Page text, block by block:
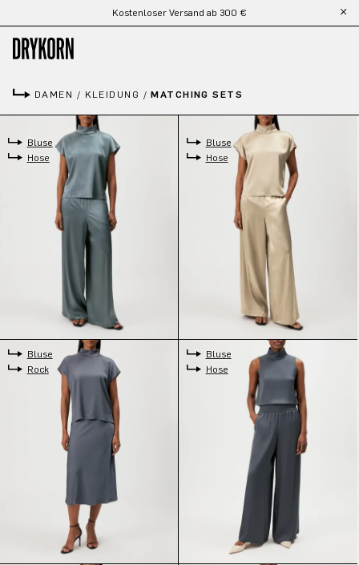
Zum Hauptinhalt springenKostenloser Versand ab 300 €
DAMEN / KLEIDUNG /MATCHING SETS
Bluse
Hose
Bluse
Hose
Bluse
Rock
Bluse
Hose